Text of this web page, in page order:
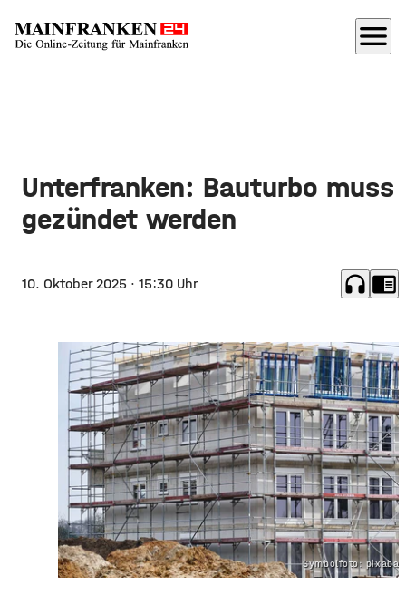
menu
Unterfranken: Bauturbo muss
gezündet werden
10. Oktober 2025 · 15:30 Uhr headphones chrome_reader_mode
Symbolfoto: